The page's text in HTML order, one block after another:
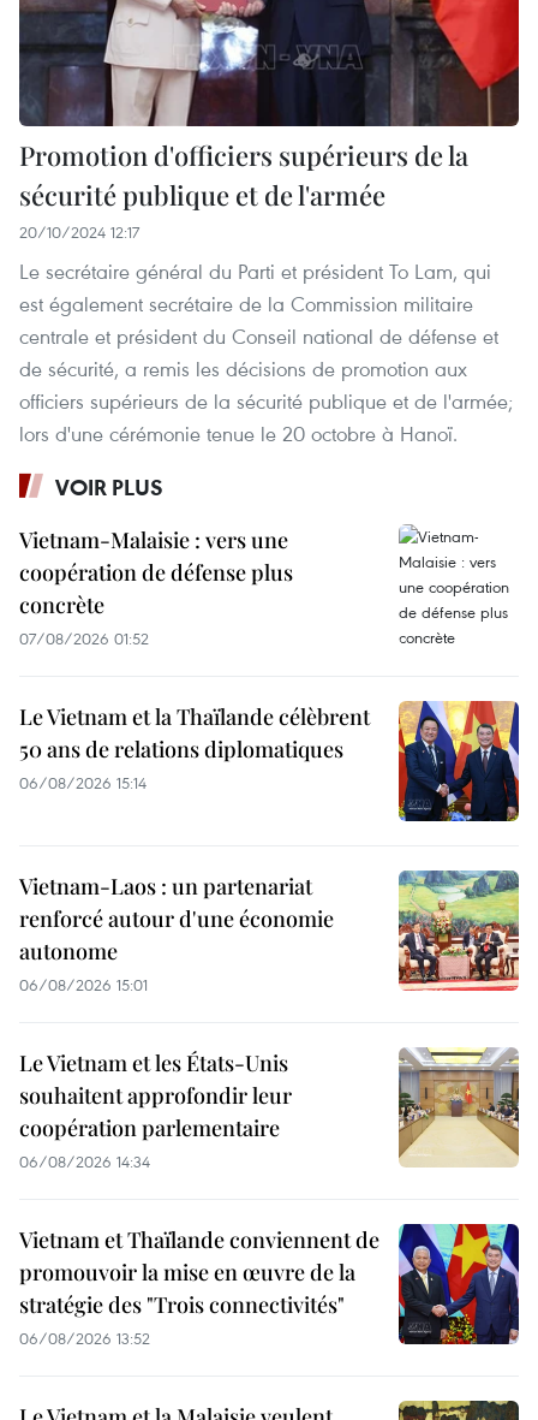
Promotion d'officiers supérieurs de la
sécurité publique et de l'armée
20/10/2024 12:17
Le secrétaire général du Parti et président To Lam, qui
est également secrétaire de la Commission militaire
centrale et président du Conseil national de défense et
de sécurité, a remis les décisions de promotion aux
officiers supérieurs de la sécurité publique et de l'armée;
lors d'une cérémonie tenue le 20 octobre à Hanoï.
VOIR PLUS
Vietnam-Malaisie : vers une
coopération de défense plus
concrète
07/08/2026 01:52
Le Vietnam et la Thaïlande célèbrent
50 ans de relations diplomatiques
06/08/2026 15:14
Vietnam-Laos : un partenariat
renforcé autour d'une économie
autonome
06/08/2026 15:01
Le Vietnam et les États-Unis
souhaitent approfondir leur
coopération parlementaire
06/08/2026 14:34
Vietnam et Thaïlande conviennent de
promouvoir la mise en œuvre de la
stratégie des "Trois connectivités"
06/08/2026 13:52